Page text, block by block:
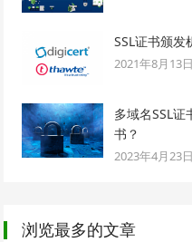
SSL证书颁
2021年8月13日
多域名SSL
书？
2023年4月23日
浏览最多的文章